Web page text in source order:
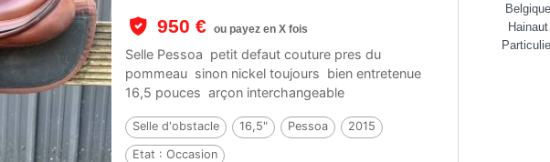
950 € ou payez en X fois
Selle Pessoa petit defaut couture pres du
pommeau sinon nickel toujours bien entretenue
16,5 pouces arçon interchangeable
Selle d'obstacle 16,5" Pessoa 2015
Etat :Occasion
Belgique
Hainaut